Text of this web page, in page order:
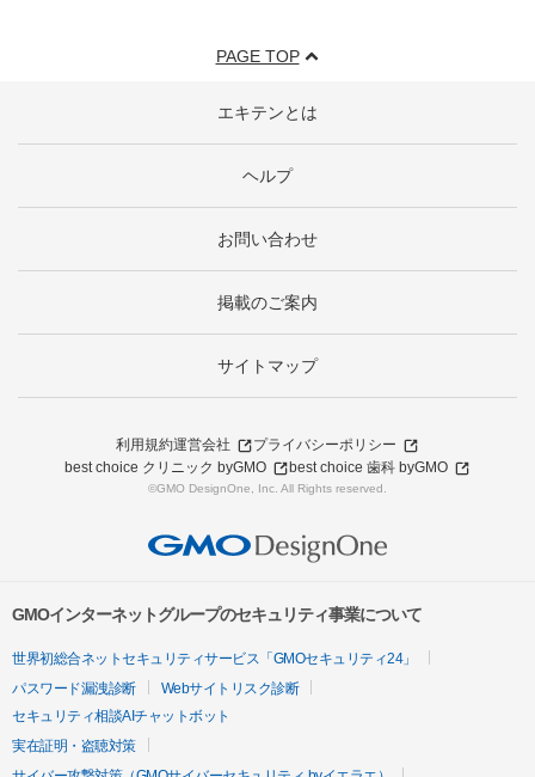
PAGE TOP
エキテンとは
ヘルプ
お問い合わせ
掲載のご案内
サイトマップ
利用規約運営会社
プライバシーポリシー
best choice クリニック byGMO
best choice 歯科 byGMO
©GMO DesignOne, Inc. All Rights reserved.
GMOインターネットグループのセキュリティ事業について
世界初総合ネットセキュリティサービス「GMOセキュリティ24」
パスワード漏洩診断
Webサイトリスク診断
セキュリティ相談AIチャットボット
実在証明・盗聴対策